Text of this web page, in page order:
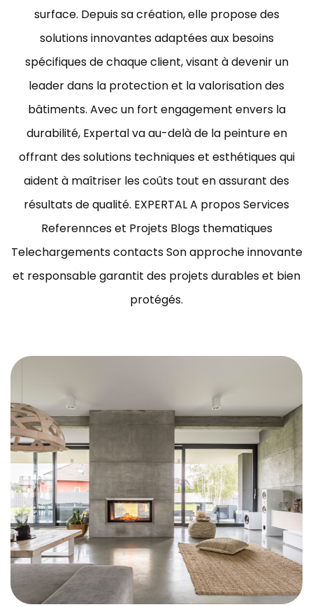
surface. Depuis sa création, elle propose des
solutions innovantes adaptées aux besoins
spécifiques de chaque client, visant à devenir un
leader dans la protection et la valorisation des
bâtiments. Avec un fort engagement envers la
durabilité, Expertal va au-delà de la peinture en
offrant des solutions techniques et esthétiques qui
aident à maîtriser les coûts tout en assurant des
résultats de qualité. EXPERTAL A propos Services
Referennces et Projets Blogs thematiques
Telechargements contacts Son approche innovante
et responsable garantit des projets durables et bien
protégés.